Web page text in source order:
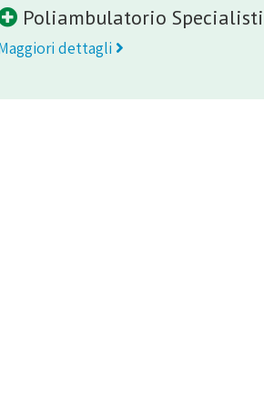
Poliambulatorio
dettagli